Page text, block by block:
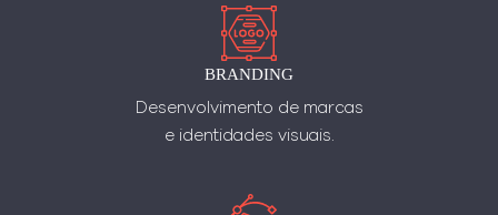
BRANDING
Desenvolvimento de marcas
e identidades visuais.